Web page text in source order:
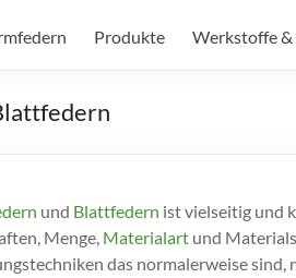
Produkte Werkstoffe
und Blattfedern ist vielseitig und
Menge, Materialart und
das normalerweise sind,